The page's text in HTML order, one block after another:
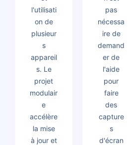
l'utilisati
on de
plusieur
s
appareil
s. Le
projet
modulair
e
accélère
la mise
à jour et
pas
nécessa
ire de
demand
er de
l'aide
pour
faire
des
capture
s
d'écran